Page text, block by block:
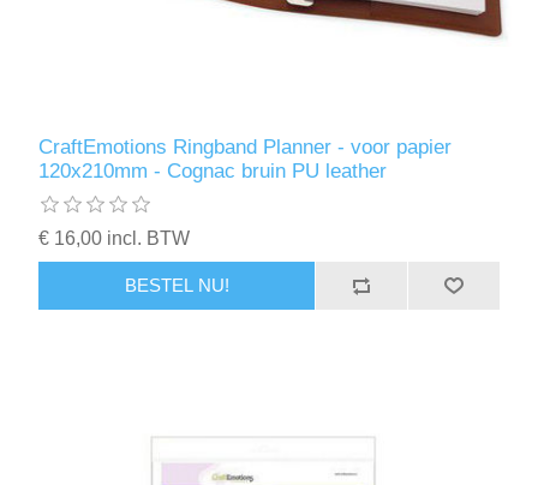
CraftEmotions Ringband Planner - voor papier
120x210mm - Cognac bruin PU leather
€ 16,00 incl. BTW
BESTEL NU!